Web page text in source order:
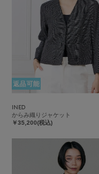
返品可能
INED
からみ織りジャケット
￥35,200(税込)